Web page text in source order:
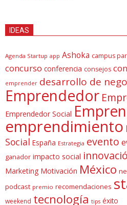
IDEAS
Agenda Startup app Ashoka campus
concurso conferencia consejos
emprender desarrollo de
Emprendedor
Emprendedor Social
emprendimiento
Social España Estrategia evento
ganador impacto social
Marketing Motivación México
podcast premio recomendaciones
weekend tecnología tips éxito